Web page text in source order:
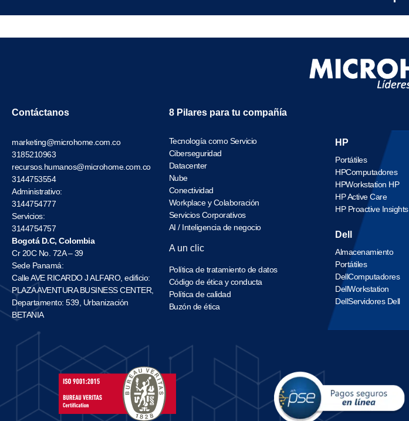
Contáctanos
marketing@microhome.com.co
3185210963
recursos.humanos@microhome.com.co
3144753554
Administrativo:
3144754777
Servicios:
3144754757
Bogotá D.C, Colombia
Cr 20C No. 72A – 39
Sede Panamá:
Calle AVE RICARDO J ALFARO, edificio:
PLAZA AVENTURA BUSINESS CENTER,
Departamento: 539, Urbanización
BETANIA
8 Pilares para tu compañía
Tecnología como Servicio
Ciberseguridad
Datacenter
Nube
Conectividad
Workplace y Colaboración
Servicios Corporativos
AI / Inteligencia de negocio
A un clic
Política de tratamiento de datos
Código de ética y conducta
Política de calidad
Buzón de ética
HP
Portátiles
HPComputadores
HPWorkstation HP
HP Active Care
HP Proactive Insights
Dell
Almacenamiento
Portátiles
DellComputadores
DellWorkstation
DellServidores Dell